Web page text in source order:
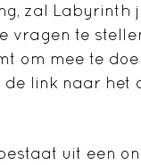
zal Labyrinth
vragen te
om mee te
de link naar het
uit een